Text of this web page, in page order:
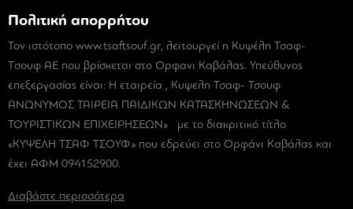
Πολιτική απορρήτου
Τον ιστότοπο www.tsaftsouf.gr, λειτουργεί η Κυψέλη Τσαφ-
Tσουφ ΑΕ που βρίσκεται στο Ορφανι Καβάλας. Υπεύθυνος
επεξεργασίας είναι: Η εταιρεία , Κυψελη Τσαφ- Τσουφ
ΑΝΩΝΥΜΟΣ ΤΑΙΡΕΙΑ ΠΑΙΔΙΚΩΝ ΚΑΤΑΣΚΗΝΩΣΕΩΝ &
ΤΟΥΡΙΣΤΙΚΩΝ ΕΠΙΧΕΙΡΗΣΕΩΝ» με το διακριτικό τίτλο
«ΚΥΨΕΛΗ ΤΣΑΦ ΤΣΟΥΦ» που εδρεύει στο Ορφάνι Καβάλας και
έχει ΑΦΜ 094152900.
Διαβάστε περισσότερα